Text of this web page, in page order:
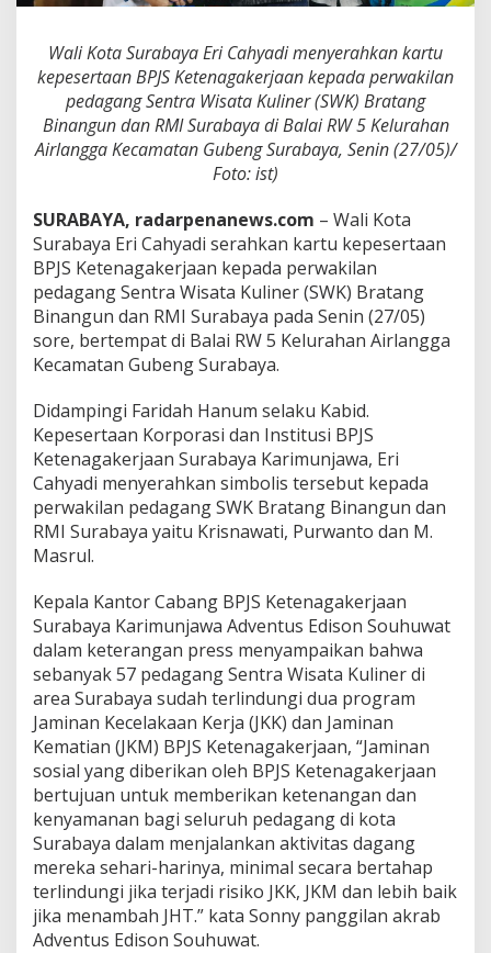
h
a
n
a
r
t
J
a
m
s
o
s
t
e
P
e
d
a
g
a
n
K
d
i
e
c
G
u
b
e
n
g
Wali Kota Surabaya Eri Cahyadi menyerahkan kartu
kepesertaan BPJS Ketenagakerjaan kepada perwakilan
pedagang Sentra Wisata Kuliner (SWK) Bratang
Binangun dan RMI Surabaya di Balai RW 5 Kelurahan
Airlangga Kecamatan Gubeng Surabaya, Senin (27/05)/
Foto: ist)
SURABAYA, radarpenanews.com – Wali Kota
Surabaya Eri Cahyadi serahkan kartu kepesertaan
BPJS Ketenagakerjaan kepada perwakilan
pedagang Sentra Wisata Kuliner (SWK) Bratang
Binangun dan RMI Surabaya pada Senin (27/05)
sore, bertempat di Balai RW 5 Kelurahan Airlangga
Kecamatan Gubeng Surabaya.
Didampingi Faridah Hanum selaku Kabid.
Kepesertaan Korporasi dan Institusi BPJS
Ketenagakerjaan Surabaya Karimunjawa, Eri
Cahyadi menyerahkan simbolis tersebut kepada
perwakilan pedagang SWK Bratang Binangun dan
RMI Surabaya yaitu Krisnawati, Purwanto dan M.
Masrul.
Kepala Kantor Cabang BPJS Ketenagakerjaan
Surabaya Karimunjawa Adventus Edison Souhuwat
dalam keterangan press menyampaikan bahwa
sebanyak 57 pedagang Sentra Wisata Kuliner di
area Surabaya sudah terlindungi dua program
Jaminan Kecelakaan Kerja (JKK) dan Jaminan
Kematian (JKM) BPJS Ketenagakerjaan, “Jaminan
sosial yang diberikan oleh BPJS Ketenagakerjaan
bertujuan untuk memberikan ketenangan dan
kenyamanan bagi seluruh pedagang di kota
Surabaya dalam menjalankan aktivitas dagang
mereka sehari-harinya, minimal secara bertahap
terlindungi jika terjadi risiko JKK, JKM dan lebih baik
jika menambah JHT.” kata Sonny panggilan akrab
Adventus Edison Souhuwat.